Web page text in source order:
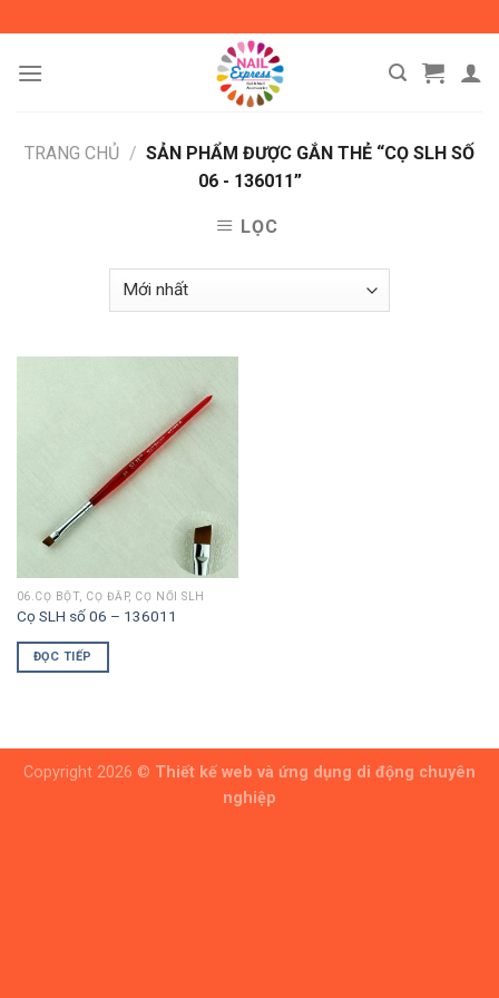
content
TRANG CHỦ / SẢN PHẨM ĐƯỢC GẮN THẺ “CỌ SLH SỐ
06 - 136011”
LỌC
06.CỌ BỘT, CỌ ĐẮP, CỌ NỔI SLH
Cọ SLH số 06 – 136011
ĐỌC TIẾP
Copyright 2026 © Thiết kế web và ứng dụng di động chuyên
nghiệp